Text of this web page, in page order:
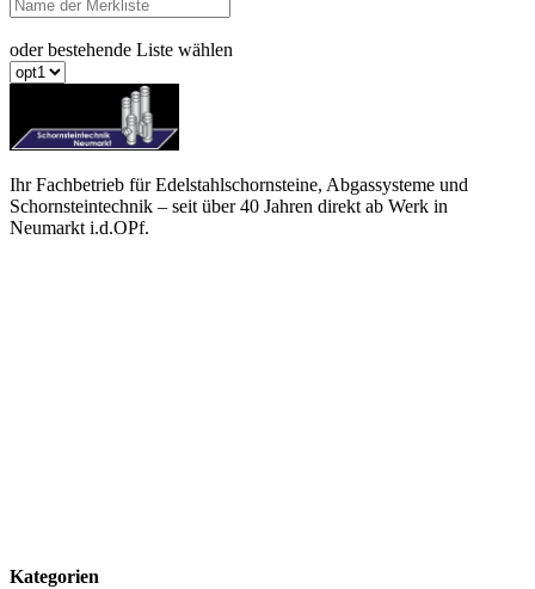
oder bestehende Liste wählen
Ihr Fachbetrieb für Edelstahlschornsteine, Abgassysteme und
Schornsteintechnik – seit über 40 Jahren direkt ab Werk in
Neumarkt i.d.OPf.
Kategorien